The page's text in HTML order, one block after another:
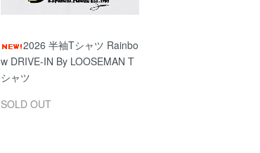
2026 半袖Tシャツ Rainbo
w DRIVE-IN By LOOSEMAN T
シャツ
SOLD OUT